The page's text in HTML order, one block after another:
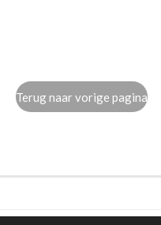
Terug naar vorige pagina